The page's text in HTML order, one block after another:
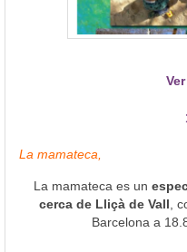
La mamateca,
La mamateca es un
cerca de Lliçà de Vall ,
Barcelona a